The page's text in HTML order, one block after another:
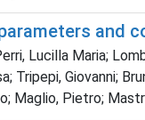
and
Lucilla Maria;
Tripepi, Giovanni;
Maglio, Pietro;